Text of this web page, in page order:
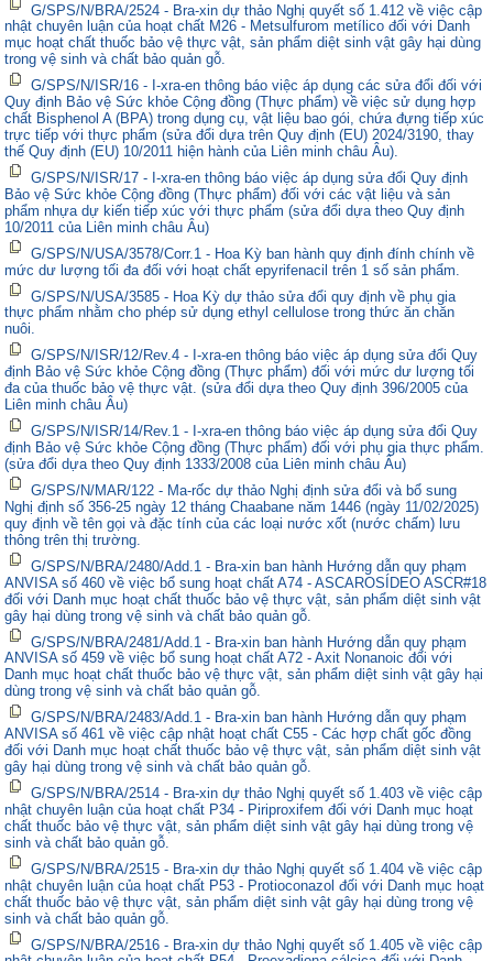
G/SPS/N/BRA/2524 - Bra-xin dự thảo Nghị quyết số 1.412 về việc cập
nhật chuyên luận của hoạt chất M26 - Metsulfurom metílico đối với Danh
mục hoạt chất thuốc bảo vệ thực vật, sản phẩm diệt sinh vật gây hại dùng
trong vệ sinh và chất bảo quản gỗ.
G/SPS/N/ISR/16 - I-xra-en thông báo việc áp dụng các sửa đổi đối với
Quy định Bảo vệ Sức khỏe Cộng đồng (Thực phẩm) về việc sử dụng hợp
chất Bisphenol A (BPA) trong dụng cụ, vật liệu bao gói, chứa đựng tiếp xúc
trực tiếp với thực phẩm (sửa đổi dựa trên Quy định (EU) 2024/3190, thay
thế Quy định (EU) 10/2011 hiện hành của Liên minh châu Âu).
G/SPS/N/ISR/17 - I-xra-en thông báo việc áp dụng sửa đổi Quy định
Bảo vệ Sức khỏe Cộng đồng (Thực phẩm) đối với các vật liệu và sản
phẩm nhựa dự kiến tiếp xúc với thực phẩm (sửa đổi dựa theo Quy định
10/2011 của Liên minh châu Âu)
G/SPS/N/USA/3578/Corr.1 - Hoa Kỳ ban hành quy định đính chính về
mức dư lượng tối đa đối với hoạt chất epyrifenacil trên 1 số sản phẩm.
G/SPS/N/USA/3585 - Hoa Kỳ dự thảo sửa đổi quy định về phụ gia
thực phẩm nhằm cho phép sử dụng ethyl cellulose trong thức ăn chăn
nuôi.
G/SPS/N/ISR/12/Rev.4 - I-xra-en thông báo việc áp dụng sửa đổi Quy
định Bảo vệ Sức khỏe Cộng đồng (Thực phẩm) đối với mức dư lượng tối
đa của thuốc bảo vệ thực vật. (sửa đổi dựa theo Quy định 396/2005 của
Liên minh châu Âu)
G/SPS/N/ISR/14/Rev.1 - I-xra-en thông báo việc áp dụng sửa đổi Quy
định Bảo vệ Sức khỏe Cộng đồng (Thực phẩm) đối với phụ gia thực phẩm.
(sửa đổi dựa theo Quy định 1333/2008 của Liên minh châu Âu)
G/SPS/N/MAR/122 - Ma-rốc dự thảo Nghị định sửa đổi và bổ sung
Nghị định số 356-25 ngày 12 tháng Chaabane năm 1446 (ngày 11/02/2025)
quy định về tên gọi và đặc tính của các loại nước xốt (nước chấm) lưu
thông trên thị trường.
G/SPS/N/BRA/2480/Add.1 - Bra-xin ban hành Hướng dẫn quy phạm
ANVISA số 460 về việc bổ sung hoạt chất A74 - ASCAROSÍDEO ASCR#18
đối với Danh mục hoạt chất thuốc bảo vệ thực vật, sản phẩm diệt sinh vật
gây hại dùng trong vệ sinh và chất bảo quản gỗ.
G/SPS/N/BRA/2481/Add.1 - Bra-xin ban hành Hướng dẫn quy phạm
ANVISA số 459 về việc bổ sung hoạt chất A72 - Axit Nonanoic đối với
Danh mục hoạt chất thuốc bảo vệ thực vật, sản phẩm diệt sinh vật gây hại
dùng trong vệ sinh và chất bảo quản gỗ.
G/SPS/N/BRA/2483/Add.1 - Bra-xin ban hành Hướng dẫn quy phạm
ANVISA số 461 về việc cập nhật hoạt chất C55 - Các hợp chất gốc đồng
đối với Danh mục hoạt chất thuốc bảo vệ thực vật, sản phẩm diệt sinh vật
gây hại dùng trong vệ sinh và chất bảo quản gỗ.
G/SPS/N/BRA/2514 - Bra-xin dự thảo Nghị quyết số 1.403 về việc cập
nhật chuyên luận của hoạt chất P34 - Piriproxifem đối với Danh mục hoạt
chất thuốc bảo vệ thực vật, sản phẩm diệt sinh vật gây hại dùng trong vệ
sinh và chất bảo quản gỗ.
G/SPS/N/BRA/2515 - Bra-xin dự thảo Nghị quyết số 1.404 về việc cập
nhật chuyên luận của hoạt chất P53 - Protioconazol đối với Danh mục hoạt
chất thuốc bảo vệ thực vật, sản phẩm diệt sinh vật gây hại dùng trong vệ
sinh và chất bảo quản gỗ.
G/SPS/N/BRA/2516 - Bra-xin dự thảo Nghị quyết số 1.405 về việc cập